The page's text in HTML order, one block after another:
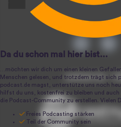
podcast.de ~